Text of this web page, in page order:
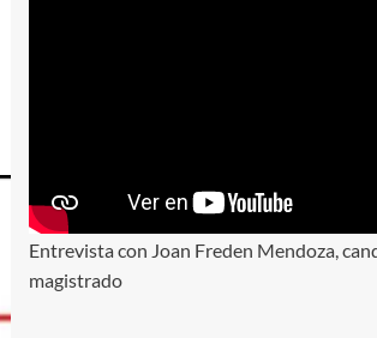
Entrevista con Joan Freden Mendoza,
magistrado